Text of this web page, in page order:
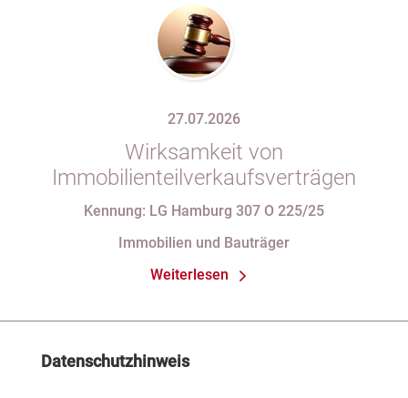
27.07.2026
Wirksamkeit von
Immobilienteilverkaufsverträgen
Kennung: LG Hamburg 307 O 225/25
Immobilien und Bauträger
Weiterlesen
Datenschutzhinweis